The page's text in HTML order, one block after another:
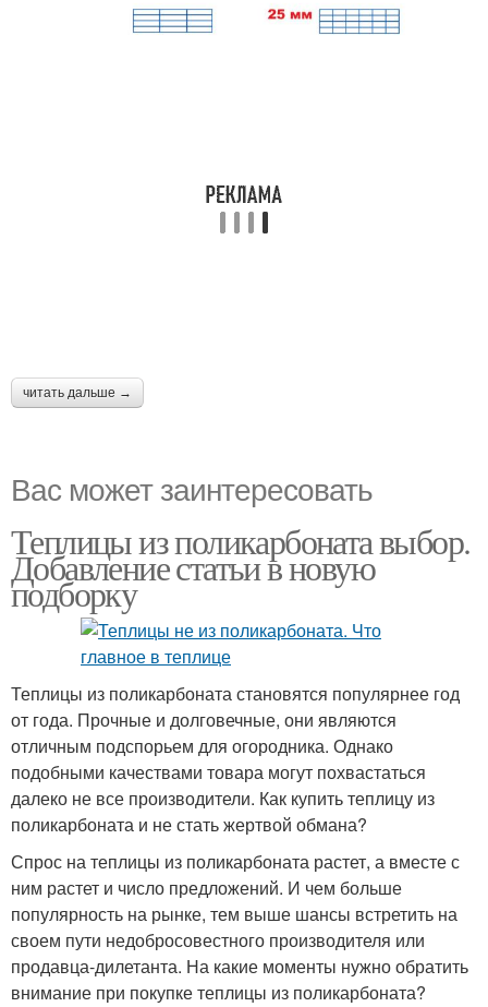
читать дальше →
Вас может заинтересовать
Теплицы из поликарбоната выбор.
Добавление статьи в новую
подборку
Теплицы из поликарбоната становятся популярнее год
от года. Прочные и долговечные, они являются
отличным подспорьем для огородника. Однако
подобными качествами товара могут похвастаться
далеко не все производители. Как купить теплицу из
поликарбоната и не стать жертвой обмана?
Спрос на теплицы из поликарбоната растет, а вместе с
ним растет и число предложений. И чем больше
популярность на рынке, тем выше шансы встретить на
своем пути недобросовестного производителя или
продавца-дилетанта. На какие моменты нужно обратить
внимание при покупке теплицы из поликарбоната?